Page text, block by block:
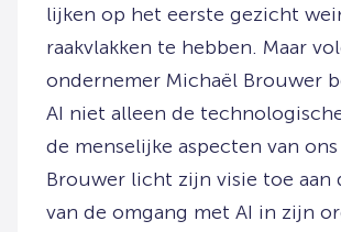
lijken op het eerste gezicht
raakvlakken te hebben. Maar
ondernemer Michaël Brouwer
AI niet alleen de
de menselijke aspecten van
Brouwer licht zijn visie toe aan
van de omgang met AI in zijn